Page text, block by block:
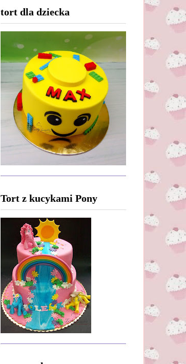
tort dla dziecka
Tort z kucykami Pony